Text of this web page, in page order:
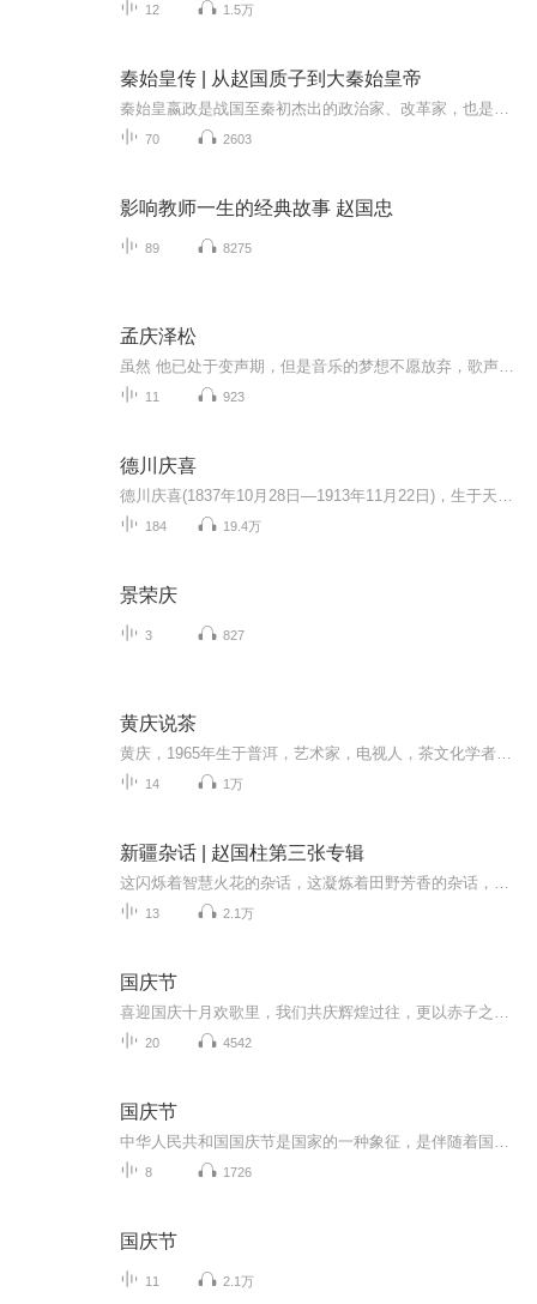
12 1.5万
秦始皇传 | 从赵国质子到大秦始皇帝
70 2603
影响教师一生的经典故事 赵国忠
89 8275
孟庆泽松
11 923
德川庆喜
184 19.4万
景荣庆
3 827
黄庆说茶
14 1万
新疆杂话 | 赵国柱第三张专辑
13 2.1万
国庆节
20 4542
国庆节
8 1726
国庆节
11 2.1万